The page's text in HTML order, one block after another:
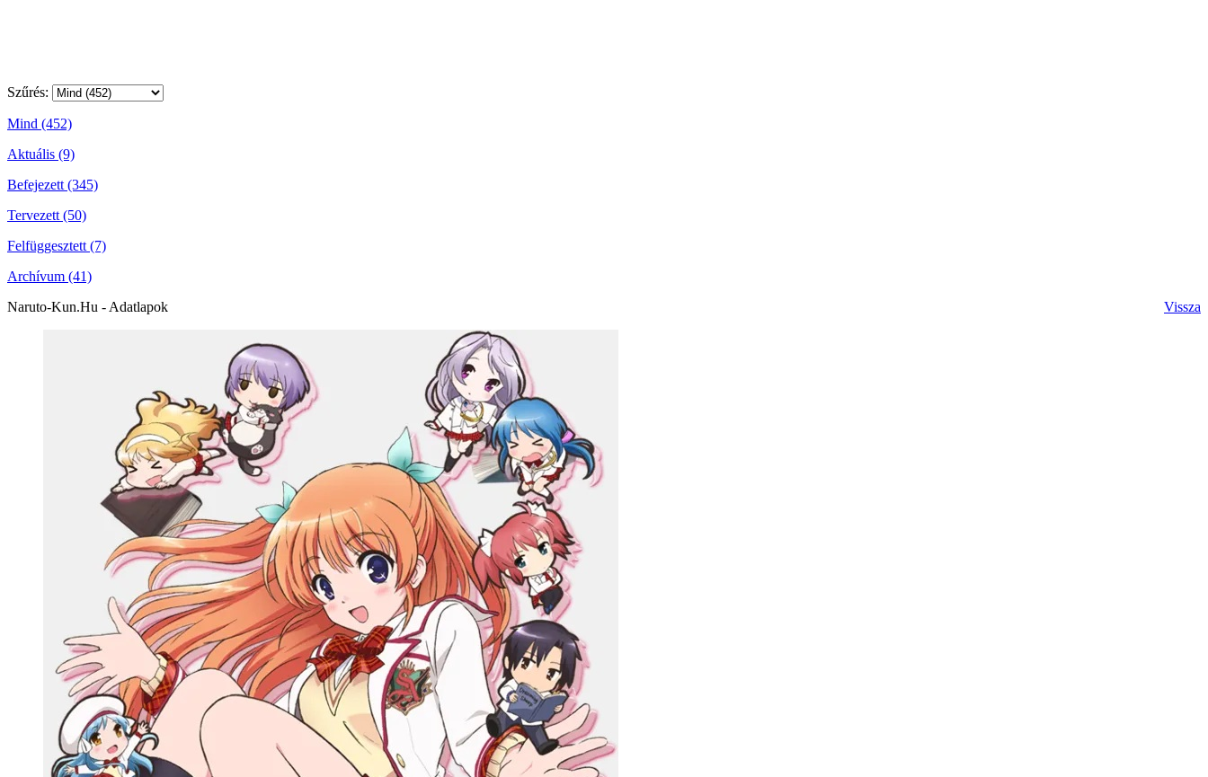
Szűrés:
Mind (452)
Aktuális (9)
Befejezett (345)
Tervezett (50)
Felfüggesztett (7)
Archívum (41)
Naruto-Kun.Hu - Adatlapok
Vissza